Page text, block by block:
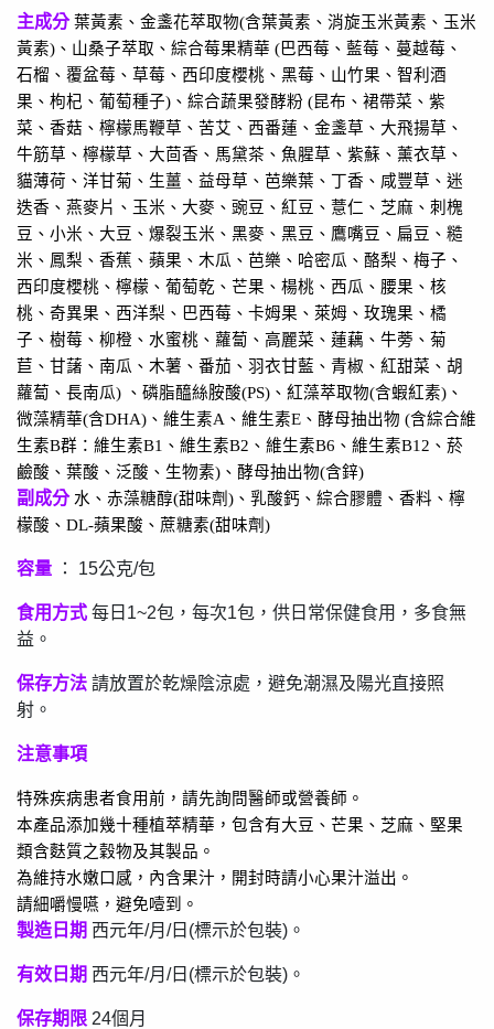
主成分 葉黃素、金盞花萃取物(含葉黃素、消旋玉米黃素、玉米
黃素) 、山桑子萃取、綜合莓果精華 (巴西莓、藍莓、蔓越莓、
石榴、覆盆莓、草莓、西印度櫻桃、黑莓、山竹果、智利酒
果、枸杞、葡萄種子) 、綜合蔬果發酵粉 (昆布、裙帶菜、紫
菜、香菇、檸檬馬鞭草、苦艾、西番蓮、金盞草、大飛揚草、
牛筋草、檸檬草、大茴香、馬黛茶、魚腥草、紫蘇、薰衣草、
貓薄荷、洋甘菊、生薑、益母草、芭樂葉、丁香、咸豐草、迷
迭香、燕麥片、玉米、大麥、豌豆、紅豆、薏仁、芝麻、刺槐
豆、小米、大豆、爆裂玉米、黑麥、黑豆、鷹嘴豆、扁豆、糙
米、鳳梨、香蕉、蘋果、木瓜、芭樂、哈密瓜、酪梨、梅子、
西印度櫻桃、檸檬、葡萄乾、芒果、楊桃、西瓜、腰果、核
桃、奇異果、西洋梨、巴西莓、卡姆果、萊姆、玫瑰果、橘
子、樹莓、柳橙、水蜜桃、蘿蔔、高麗菜、蓮藕、牛蒡、菊
苣、甘藷、南瓜、木薯、番茄、羽衣甘藍、青椒、紅甜菜、胡
蘿蔔、長南瓜) 、磷脂醯絲胺酸(PS) 、紅藻萃取物(含蝦紅素) 、
微藻精華(含DHA) 、維生素A 、維生素E 、酵母抽出物 (含綜合維
生素B群：維生素B1 、維生素B2 、維生素B6 、維生素B12 、菸
鹼酸、葉酸、泛酸、生物素) 、酵母抽出物(含鋅)
副成分 水、赤藻糖醇(甜味劑) 、乳酸鈣、綜合膠體、香料、檸
檬酸、 DL-蘋果酸、蔗糖素(甜味劑)
容量 ： 15公克/包
食用方式 每日1~2包，每次1包，供日常保健食用，多食無
益。
保存方法 請放置於乾燥陰涼處，避免潮濕及陽光直接照
射。
注意事項
特殊疾病患者食用前，請先詢問醫師或營養師。
本產品添加幾十種植萃精華，包含有大豆、芒果、芝麻、堅果
類含麩質之穀物及其製品。
為維持水嫩口感，內含果汁，開封時請小心果汁溢出。
請細嚼慢嚥，避免噎到。
製造日期 西元年/月/日(標示於包裝)。
有效日期 西元年/月/日(標示於包裝)。
保存期限 24個月